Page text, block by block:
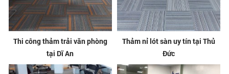
Thi công thảm trải văn phòng
tại Dĩ An
Thảm nỉ lót sàn uy tín tại Thủ
Đức